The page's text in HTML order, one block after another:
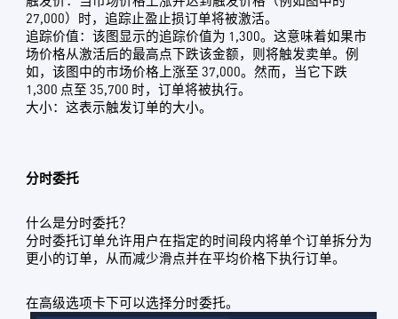
27,000）时，追踪止盈止损订单将被激活。
追踪价值：该图显示的追踪价值为 1,300。这意味着如果市
场价格从激活后的最高点下跌该金额，则将触发卖单。例
如，该图中的市场价格上涨至 37,000。然而，当它下跌
1,300 点至 35,700 时，订单将被执行。
大小：这表示触发订单的大小。
分时委托
什么是分时委托？
分时委托订单允许用户在指定的时间段内将单个订单拆分为
更小的订单，从而减少滑点并在平均价格下执行订单。
在高级选项卡下可以选择分时委托。